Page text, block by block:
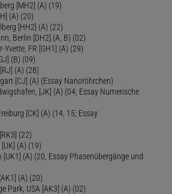
[MH2] (A) (19)
(A) (20)
[HH2] (A) (22)
Berlin [DH2] (A, B) (02)
Yvette, FR [GH1] (A) (29)
(B) (09)
(A) (28)
[CJ] (A) (Essay Nanoröhrchen)
[JK] (A) (04; Essay Numerische
[CK] (A) (14, 15; Essay
(22)
(A) (19)
[UK1] (A) (20, Essay Phasenübergänge und
(A) (20)
Park, USA [AK3] (A) (02)